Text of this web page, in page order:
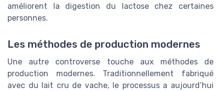
améliorent la digestion du lactose chez certaines
personnes.
Les méthodes de production modernes
Une autre controverse touche aux méthodes de
production modernes. Traditionnellement fabriqué
avec du lait cru de vache, le processus a aujourd’hui